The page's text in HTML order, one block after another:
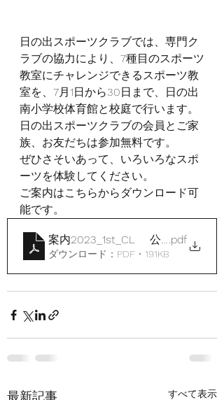
日の出スポーツクラブでは、専門ク
ラブの協力により、7種目のスポーツ
教室にチャレンジできるスポーツ教
室を、7月1日から30日まで、日の出
南小学校体育館と校庭で行います。
日の出スポーツクラブの会員とご家
族、お友だちは参加無料です。
ぜひさそいあって、いろいろなスポ
ーツを体験してください。
ご案内はこちらからダウンロード可
能です。
案内2023_1st_CL 公開版
.pdf
ダウンロード：PDF • 191KB
最新記事 すべて表示